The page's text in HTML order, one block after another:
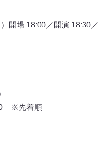
開場 18:00／開演 18:30／
※先着順